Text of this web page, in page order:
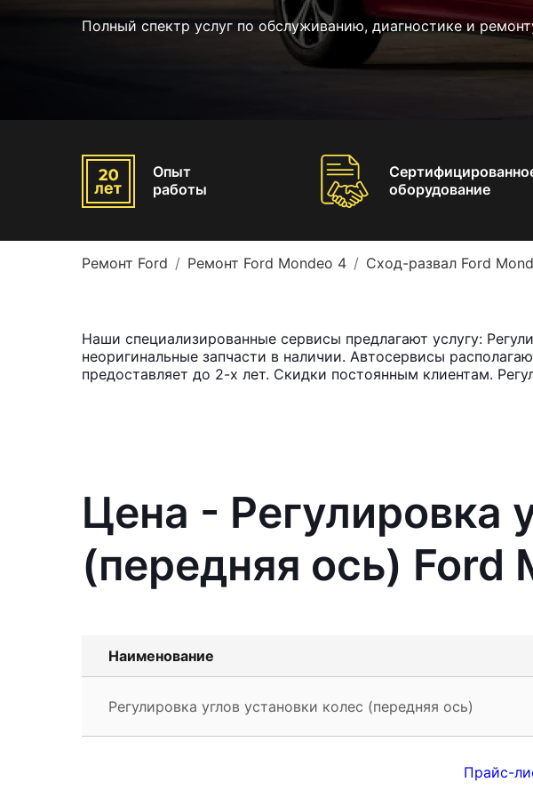
Полный спектр услуг по обслуживанию, диагностике и
Опыт
работы
оборудование
Ремонт Ford Ремонт Ford Mondeo 4 Сход-развал Ford
Наши специализированные сервисы предлагают услугу:
неоригинальные запчасти в наличии. Автосервисы
предоставляет до 2-х лет. Скидки постоянным клиентам.
Цена - Регулировка
(передняя ось) Ford
Наименование
Регулировка углов установки колес (передняя ось)
Прайс-